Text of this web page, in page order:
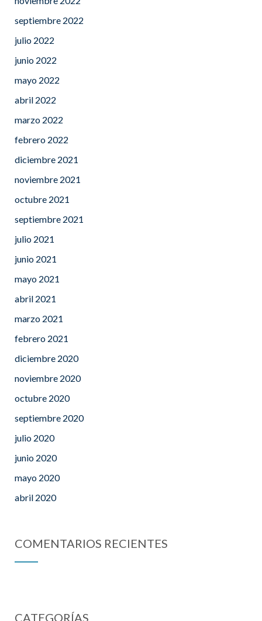
septiembre 2022
julio 2022
junio 2022
mayo 2022
abril 2022
marzo 2022
febrero 2022
diciembre 2021
noviembre 2021
octubre 2021
septiembre 2021
julio 2021
junio 2021
mayo 2021
abril 2021
marzo 2021
febrero 2021
diciembre 2020
noviembre 2020
octubre 2020
septiembre 2020
julio 2020
junio 2020
mayo 2020
abril 2020
COMENTARIOS RECIENTES
CATEGORÍAS